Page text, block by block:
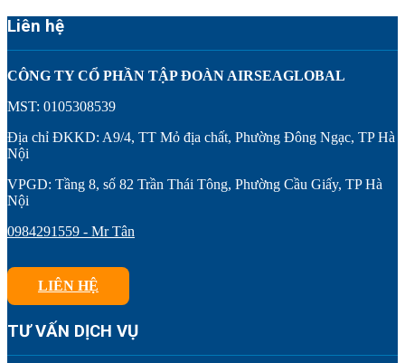
Liên hệ
CÔNG TY CỔ PHẦN TẬP ĐOÀN AIRSEAGLOBAL
MST: 0105308539
Địa chỉ ĐKKD: A9/4, TT Mỏ địa chất, Phường Đông Ngạc, TP Hà
Nội
VPGD: Tầng 8, số 82 Trần Thái Tông, Phường Cầu Giấy, TP Hà
Nội
0984291559 - Mr Tân
LIÊN HỆ
TƯ VẤN DỊCH VỤ